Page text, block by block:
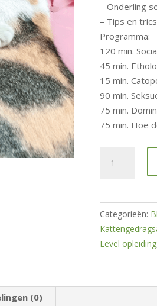
– Onderling
– Tips en
Programma:
120 min.
45 min.
15 min.
90 min.
75 min.
75 min. Hoe
tussen
Categorieën:
Level opleiding
(0)